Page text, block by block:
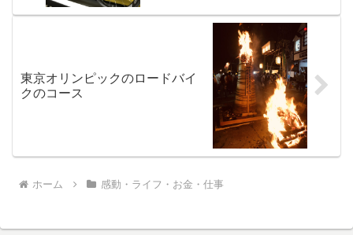
東京オリンピックのロードバイ
クのコース
ホーム 感動・ライフ・お金・仕事